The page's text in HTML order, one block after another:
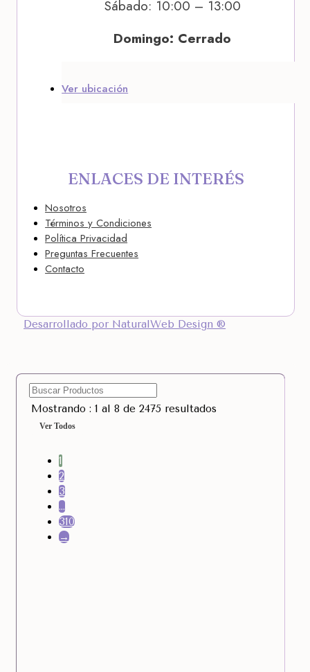
Sábado: 10:00 – 13:00
Domingo: Cerrado
Ver ubicación
ENLACES DE INTERÉS
Nosotros
Términos y Condiciones
Política Privacidad
Preguntas Frecuentes
Contacto
Desarrollado por NaturalWeb Design ®
Mostrando : 1 al 8 de 2475 resultados
Ver Todos
1
2
3
…
310
→